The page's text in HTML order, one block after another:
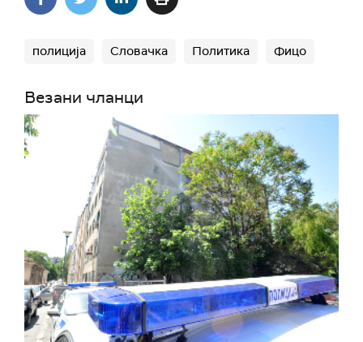
полиција Словачка Политика Фицо
Везани чланци